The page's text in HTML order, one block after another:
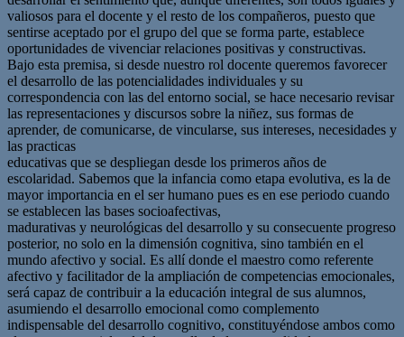
valiosos para el docente y el resto de los compañeros, puesto que
sentirse aceptado por el grupo del que se forma parte, establece
oportunidades de vivenciar relaciones positivas y constructivas.
Bajo esta premisa, si desde nuestro rol docente queremos favorecer
el desarrollo de las potencialidades individuales y su
correspondencia con las del entorno social, se hace necesario revisar
las representaciones y discursos sobre la niñez, sus formas de
aprender, de comunicarse, de vincularse, sus intereses, necesidades y
las practicas
educativas que se despliegan desde los primeros años de
escolaridad. Sabemos que la infancia como etapa evolutiva, es la de
mayor importancia en el ser humano pues es en ese periodo cuando
se establecen las bases socioafectivas,
madurativas y neurológicas del desarrollo y su consecuente progreso
posterior, no solo en la dimensión cognitiva, sino también en el
mundo afectivo y social. Es allí donde el maestro como referente
afectivo y facilitador de la ampliación de competencias emocionales,
será capaz de contribuir a la educación integral de sus alumnos,
asumiendo el desarrollo emocional como complemento
indispensable del desarrollo cognitivo, constituyéndose ambos como